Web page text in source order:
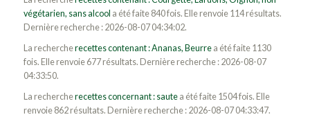
végétarien, sans alcool a été faite 840 fois. Elle renvoie 114 résultats.
Dernière recherche : 2026-08-07 04:34:02.
La rechercherecettes contenant : Ananas, Beurrea été faite 1130
fois. Elle renvoie 677 résultats. Dernière recherche : 2026-08-07
04:33:50.
La rechercherecettes concernant : sautea été faite 1504 fois. Elle
renvoie 862 résultats. Dernière recherche : 2026-08-07 04:33:47.